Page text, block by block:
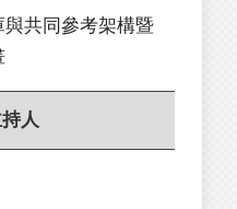
共同參考架構暨
人